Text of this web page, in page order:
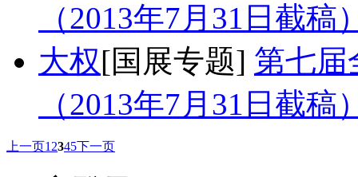
（2013年7月31日截稿
大权[国展专题] 第七届
（2013年7月31日截稿
上一页1 2345下一页